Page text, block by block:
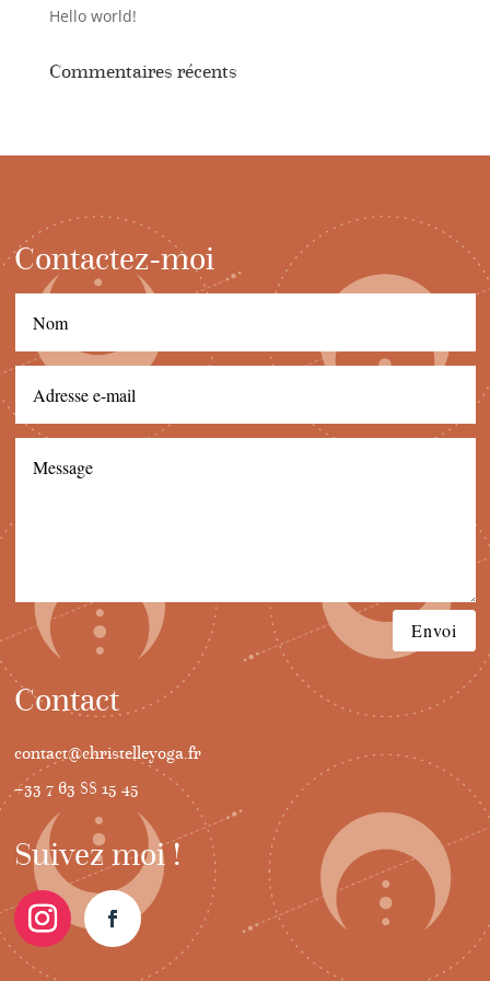
Hello world!
Commentaires récents
Contactez-moi
Envoi
Contact
contact@christelleyoga.fr
+33 7 63 88 15 45
Suivez moi !